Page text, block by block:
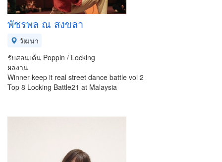
พัชรพล ณ สงขลา
วัฒนา
รับสอนเต้น Poppin / Locking
ผลงาน
Winner keep it real street dance battle vol 2
Top 8 Locking Battle21 at Malaysia